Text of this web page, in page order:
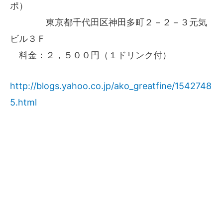
ポ）
東京都千代田区神田多町２－２－３元気
ビル３Ｆ
料金：２，５００円（１ドリンク付）
http://blogs.yahoo.co.jp/ako_greatfine/1542748
5.html